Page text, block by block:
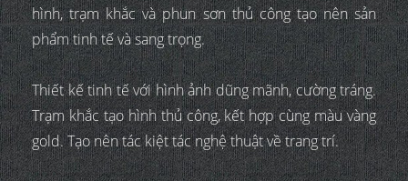
hình, trạm khắc và phun sơn thủ công tạo nên sản
phẩm tinh tế và sang trọng.
Thiết kế tinh tế với hình ảnh dũng mãnh, cường tráng.
Trạm khắc tạo hình thủ công, kết hợp cùng màu vàng
gold. Tạo nên tác kiệt tác nghệ thuật về trang trí.